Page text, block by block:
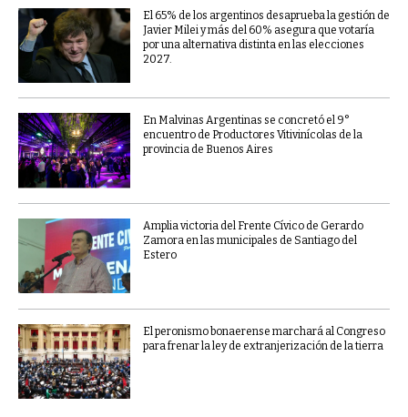
El 65% de los argentinos desaprueba la gestión de
Javier Milei y más del 60% asegura que votaría
por una alternativa distinta en las elecciones
2027.
En Malvinas Argentinas se concretó el 9°
encuentro de Productores Vitivinícolas de la
provincia de Buenos Aires
Amplia victoria del Frente Cívico de Gerardo
Zamora en las municipales de Santiago del
Estero
El peronismo bonaerense marchará al Congreso
para frenar la ley de extranjerización de la tierra